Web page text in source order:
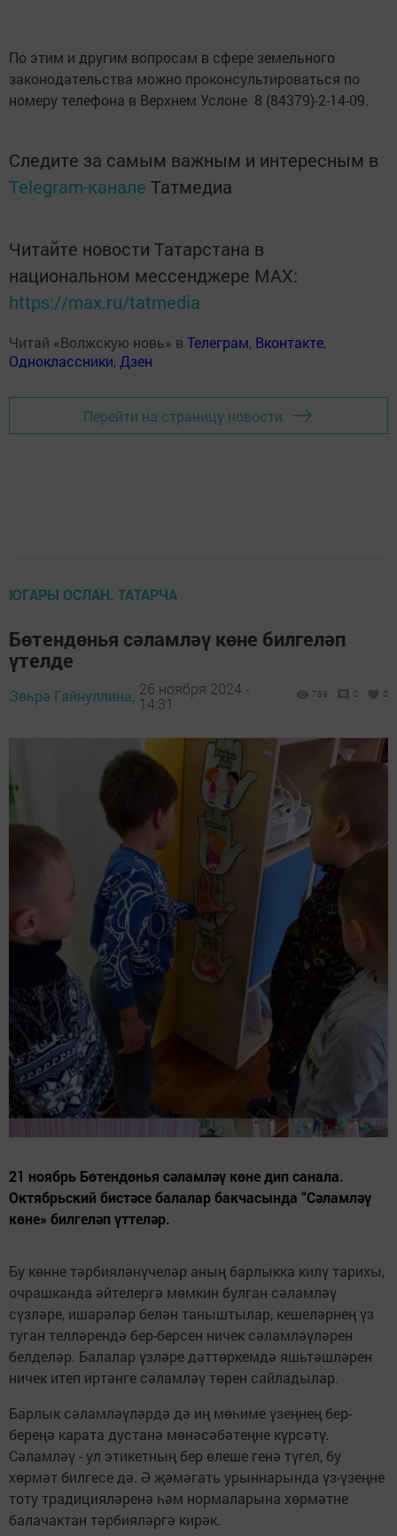
По этим и другим вопросам в сфере земельного
законодательства можно проконсультироваться по
номеру телефона в Верхнем Услоне 8 (84379)-2-14-09.
Следите за самым важным и интересным в
Telegram-канале Татмедиа
Читайте новости Татарстана в
национальном мессенджере MАХ:
https://max.ru/tatmedia
Читай «Волжскую новь» в Телеграм, Вконтакте,
Одноклассники,Дзен
Перейти на страницу новости
ЮГАРЫ ОСЛАН. ТАТАРЧА
Бөтендөнья сәламләү көне билгеләп
үтелде
Зөһрә Гайнуллина, 26 ноября 2024 -
14:31
789 0 0
21 ноябрь Бөтендөнья сәламләү көне дип санала.
Октябрьский бистәсе балалар бакчасында “Сәламләү
көне» билгеләп үттеләр.
Бу көнне тәрбияләнүчеләр аның барлыкка килү тарихы,
очрашканда әйтелергә мөмкин булган сәламләү
сүзләре, ишарәләр белән таныштылар, кешеләрнең үз
туган телләрендә бер-берсен ничек сәламләүләрен
белделәр. Балалар үзләре дәттөркемдә яшьтәшләрен
ничек итеп иртәнге сәламләү төрен сайладылар.
Барлык сәламләүләрдә дә иң мөһиме үзеңнең бер-
береңә карата дустанә мөнәсәбәтеңне күрсәтү.
Сәламләү - ул этикетның бер өлеше генә түгел, бу
хөрмәт билгесе дә. Ә җәмәгать урыннарында үз-үзеңне
тоту традицияләренә һәм нормаларына хөрмәтне
балачактан тәрбияләргә кирәк.